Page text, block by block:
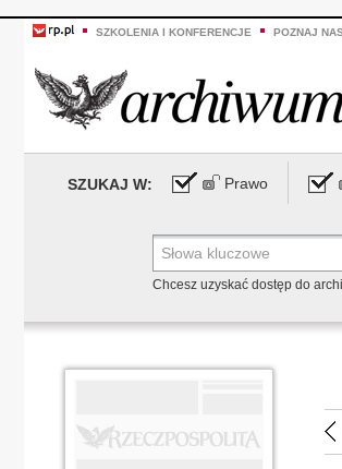
SZKOLENIA I KONFERENCJE POZNAJ
SZUKAJ W: Prawo
Chcesz uzyskać dostęp do